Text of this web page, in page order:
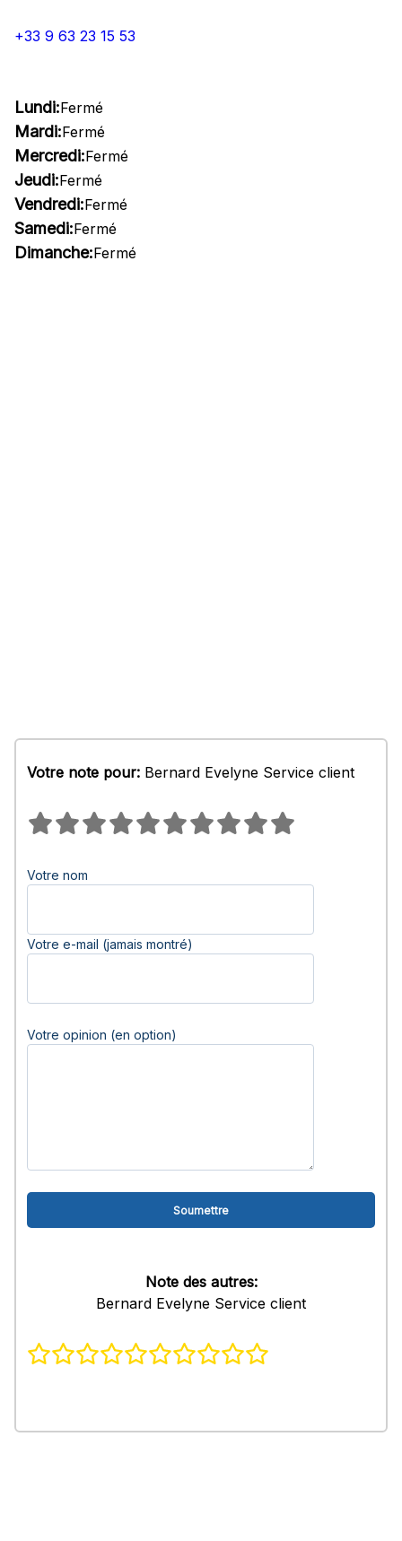
+33 9 63 23 15 53
Lundi:Fermé
Mardi:Fermé
Mercredi:Fermé
Jeudi:Fermé
Vendredi:Fermé
Samedi:Fermé
Dimanche:Fermé
Votre note pour: Bernard Evelyne Service client
Votre nom
Votre e-mail (jamais montré)
Votre opinion (en option)
Note des autres:
Bernard Evelyne Service client